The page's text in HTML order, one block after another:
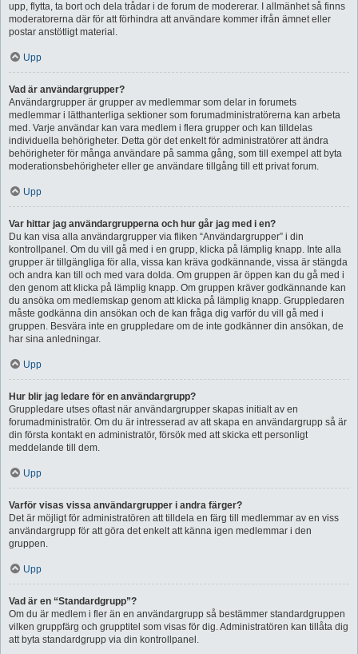
upp, flytta, ta bort och dela trådar i de forum de modererar. I allmänhet så finns
moderatorerna där för att förhindra att användare kommer ifrån ämnet eller
postar anstötligt material.
Upp
Vad är användargrupper?
Användargrupper är grupper av medlemmar som delar in forumets
medlemmar i lätthanterliga sektioner som forumadministratörerna kan arbeta
med. Varje användar kan vara medlem i flera grupper och kan tilldelas
individuella behörigheter. Detta gör det enkelt för administratörer att ändra
behörigheter för många användare på samma gång, som till exempel att byta
moderationsbehörigheter eller ge användare tillgång till ett privat forum.
Upp
Var hittar jag användargrupperna och hur går jag med i en?
Du kan visa alla användargrupper via fliken “Användargrupper” i din
kontrollpanel. Om du vill gå med i en grupp, klicka på lämplig knapp. Inte alla
grupper är tillgängliga för alla, vissa kan kräva godkännande, vissa är stängda
och andra kan till och med vara dolda. Om gruppen är öppen kan du gå med i
den genom att klicka på lämplig knapp. Om gruppen kräver godkännande kan
du ansöka om medlemskap genom att klicka på lämplig knapp. Gruppledaren
måste godkänna din ansökan och de kan fråga dig varför du vill gå med i
gruppen. Besvära inte en gruppledare om de inte godkänner din ansökan, de
har sina anledningar.
Upp
Hur blir jag ledare för en användargrupp?
Gruppledare utses oftast när användargrupper skapas initialt av en
forumadministratör. Om du är intresserad av att skapa en användargrupp så är
din första kontakt en administratör, försök med att skicka ett personligt
meddelande till dem.
Upp
Varför visas vissa användargrupper i andra färger?
Det är möjligt för administratören att tilldela en färg till medlemmar av en viss
användargrupp för att göra det enkelt att känna igen medlemmar i den
gruppen.
Upp
Vad är en “Standardgrupp”?
Om du är medlem i fler än en användargrupp så bestämmer standardgruppen
vilken gruppfärg och grupptitel som visas för dig. Administratören kan tillåta dig
att byta standardgrupp via din kontrollpanel.